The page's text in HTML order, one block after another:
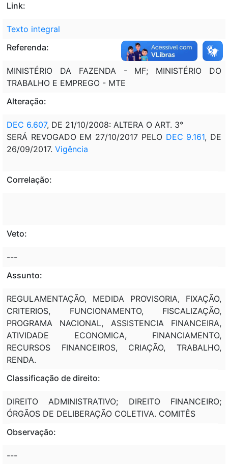
Link:
Texto integral
Referenda:
MINISTÉRIO DA FAZENDA - MF; MINISTÉRIO DO
TRABALHO E EMPREGO - MTE
Alteração:
DEC 6.607, DE 21/10/2008: ALTERA O ART. 3°
SERÁ REVOGADO EM 27/10/2017 PELO DEC 9.161, DE
26/09/2017. Vigência
Correlação:
Veto:
---
Assunto:
REGULAMENTAÇÃO, MEDIDA PROVISORIA, FIXAÇÃO,
CRITERIOS, FUNCIONAMENTO, FISCALIZAÇÃO,
PROGRAMA NACIONAL, ASSISTENCIA FINANCEIRA,
ATIVIDADE ECONOMICA, FINANCIAMENTO,
RECURSOS FINANCEIROS, CRIAÇÃO, TRABALHO,
RENDA.
Classificação de direito:
DIREITO ADMINISTRATIVO; DIREITO FINANCEIRO;
ÓRGÃOS DE DELIBERAÇÃO COLETIVA. COMITÊS
Observação:
---